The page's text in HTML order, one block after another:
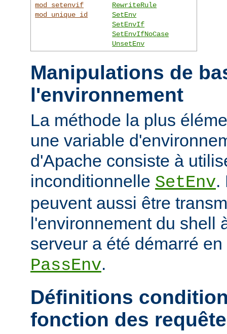
mod_setenvif
mod_unique_id
RewriteRule
SetEnv
SetEnvIf
SetEnvIfNoCase
UnsetEnv
Manipulations de
l'environnement
La méthode la plus
une variable
d'Apache consiste à
inconditionnelle SetEnv.
peuvent aussi être
l'environnement du shell
serveur a été démarré
PassEnv.
Définitions
fonction des